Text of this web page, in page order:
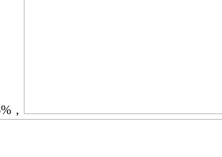
，